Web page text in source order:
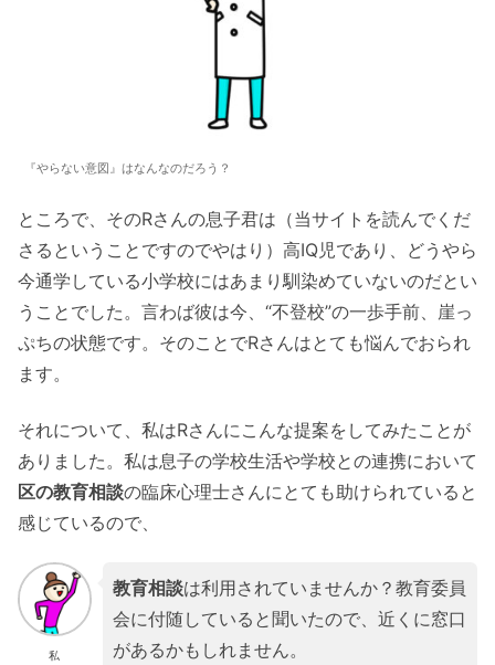
『やらない意図』はなんなのだろう？
ところで、そのRさんの息子君は（当サイトを読んでくだ
さるということですのでやはり）高IQ児であり、どうやら
今通学している小学校にはあまり馴染めていないのだとい
うことでした。言わば彼は今、“不登校”の一歩手前、崖っ
ぷちの状態です。そのことでRさんはとても悩んでおられ
ます。
それについて、私はRさんにこんな提案をしてみたことが
ありました。私は息子の学校生活や学校との連携において
区の教育相談の臨床心理士さんにとても助けられていると
感じているので、
私
教育相談は利用されていませんか？教育委員
会に付随していると聞いたので、近くに窓口
があるかもしれません。